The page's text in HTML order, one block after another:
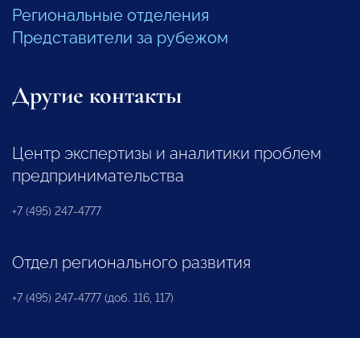
Региональные отделения
Представители за рубежом
Другие контакты
Центр экспертизы и аналитики проблем
предпринимательства
+7 (495) 247-4777
Отдел регионального развития
+7 (495) 247-4777 (доб. 116, 117)